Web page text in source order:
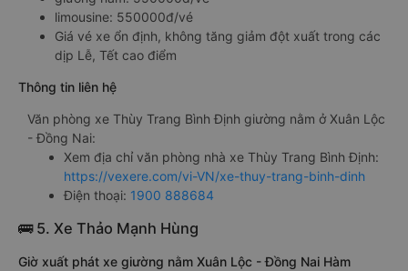
Giá vé xe giường nằm đi Hàm Thuận Bắc - Bình Thuận từ
Xuân Lộc - Đồng Nai của nhà xe Thùy Trang Bình Định
giường nằm: 550000đ/vé
limousine: 550000đ/vé
dịp Lễ, Tết cao điểm
Thông tin liên hệ
Văn phòng xe Thùy Trang Bình Định giường nằm ở Xuân Lộc
- Đồng Nai:
Xem địa chỉ văn phòng nhà xe Thùy Trang Bình Định:
https://vexere.com/vi-VN/xe-thuy-trang-binh-dinh
Điện thoại:1900 888684